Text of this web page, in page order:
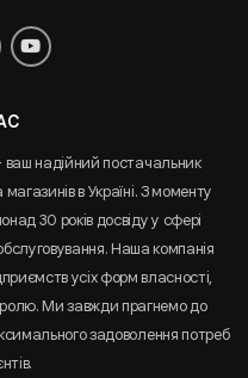
ваш надійний постачальник
в Україні. З моменту
30 років досвіду у сфері
Наша компанія
усіх форм власності,
Ми завжди прагнемо до
задоволення потреб